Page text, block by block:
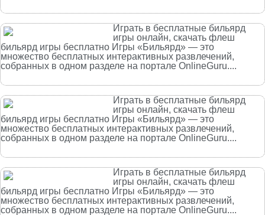
Играть в бесплатные бильярд
игры онлайн, скачать флеш
бильярд игры бесплатно Игры «Бильярд» — это
множество бесплатных интерактивных развлечений,
собранных в одном разделе на портале OnlineGuru....
Играть в бесплатные бильярд
игры онлайн, скачать флеш
бильярд игры бесплатно Игры «Бильярд» — это
множество бесплатных интерактивных развлечений,
собранных в одном разделе на портале OnlineGuru....
Играть в бесплатные бильярд
игры онлайн, скачать флеш
бильярд игры бесплатно Игры «Бильярд» — это
множество бесплатных интерактивных развлечений,
собранных в одном разделе на портале OnlineGuru....